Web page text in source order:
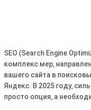
SEO (Search Engine
комплекс мер‚
вашего сайта в
Яндекс․ В 2025 году‚
просто опция‚ а